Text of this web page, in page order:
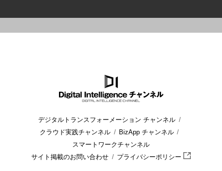
デジタルトランスフォーメーション チャンネル
クラウド実践チャンネル
BizApp チャンネル
スマートワークチャンネル
サイト掲載のお問い合わせ
プライバシーポリシー